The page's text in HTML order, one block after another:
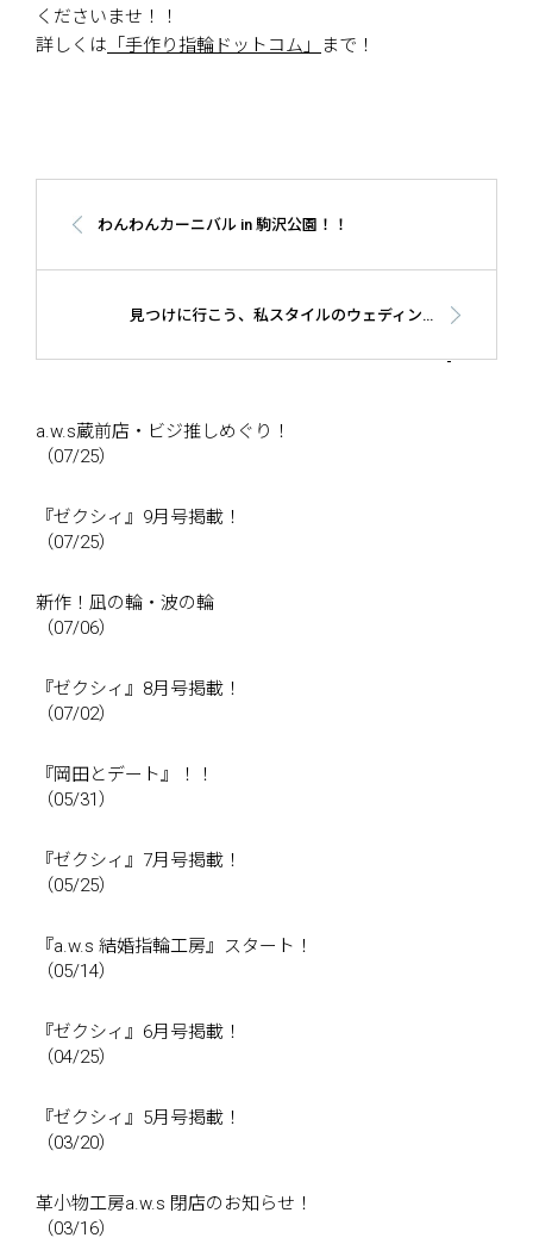
くださいませ！！
詳しくは 「手作り指輪ドットコム」 まで！
わんわんカーニバル in 駒沢公園！！
見つけに行こう、私スタイルのウェディング 2015夏！
a.w.s蔵前店・ビジ推しめぐり！
（07/25）
『ゼクシィ』9月号掲載！
（07/25）
新作！凪の輪・波の輪
（07/06）
『ゼクシィ』8月号掲載！
（07/02）
『岡田とデート』！！
（05/31）
『ゼクシィ』7月号掲載！
（05/25）
『a.w.s 結婚指輪工房』スタート！
（05/14）
『ゼクシィ』6月号掲載！
（04/25）
『ゼクシィ』5月号掲載！
（03/20）
革小物工房a.w.s 閉店のお知らせ！
（03/16）